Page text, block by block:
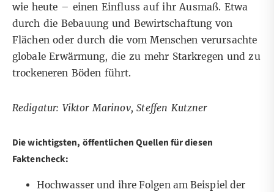
wie heute – einen Einfluss auf ihr Ausmaß. Etwa
durch die Bebauung und Bewirtschaftung von
Flächen oder durch die vom Menschen verursachte
globale Erwärmung, die zu mehr Starkregen und zu
trockeneren Böden führt.
Redigatur: Viktor Marinov, Steffen Kutzner
Die wichtigsten, öffentlichen Quellen für diesen
Faktencheck:
Hochwasser und ihre Folgen am Beispiel der